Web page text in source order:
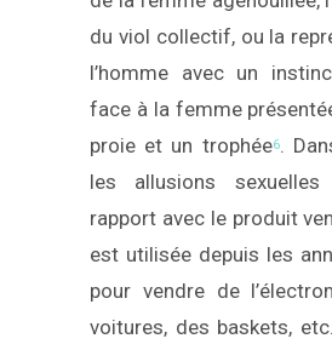
du viol collectif, ou la
l’homme avec un
face à la femme
proie et un trophée6.
les allusions sexuelles
rapport avec le produit
est utilisée depuis les
pour vendre de
voitures, des baskets, etc.